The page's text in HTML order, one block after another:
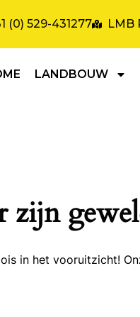
(0) 529-431277 LMB
LANDBOUW
zijn
in het vooruitzicht!